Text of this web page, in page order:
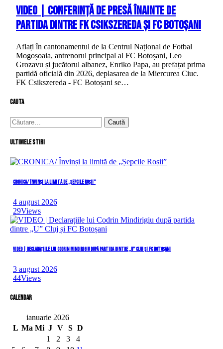
VIDEO | Conferință de presă înainte de
partida dintre FK Csikszereda și FC Botoșani
Aflați în cantonamentul de la Centrul Național de Fotbal
Mogoșoaia, antrenorul principal al FC Botoșani, Leo
Grozavu și jucătorul albanez, Enriko Papa, au prefațat prima
partidă oficială din 2026, deplasarea de la Miercurea Ciuc.
FK Csikszereda - FC Botoșani se…
cauta
Caută
după:
Ultimele stiri
CRONICA/ Învinși la limită de „Șepcile Roșii”
4 august 2026
29Views
VIDEO | Declarațiile lui Codrin Mindirigiu după partida dintre „U” Cluj și FC Botoșani
3 august 2026
44Views
Calendar
ianuarie 2026
L Ma Mi J V S D
1
2 3
4